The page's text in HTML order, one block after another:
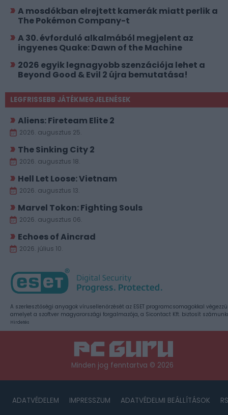
A mosdókban elrejtett kamerák miatt perlik a
The Pokémon Company-t
A 30. évforduló alkalmából megjelent az
ingyenes Quake: Dawn of the Machine
2026 egyik legnagyobb szenzációja lehet a
Beyond Good & Evil 2 újra bemutatása!
LEGFRISSEBB JÁTÉKMEGJELENÉSEK
Aliens: Fireteam Elite 2
2026. augusztus 25.
The Sinking City 2
2026. augusztus 18.
Hell Let Loose: Vietnam
2026. augusztus 13.
Marvel Tokon: Fighting Souls
2026. augusztus 06.
Echoes of Aincrad
2026. július 10.
A szerkesztőségi anyagok vírusellenőrzését az ESET programcsomagokkal
amelyet a szoftver magyarországi forgalmazója, a Sicontact Kft. biztosít
Hirdetés
Minden jog fenntartva © 2026
ADATVÉDELEM IMPRESSZUM ADATVÉDELMI BEÁLLÍTÁSOK